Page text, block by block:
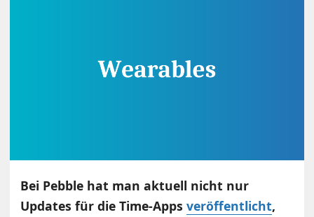
Bei Pebble hat man aktuell nicht nur
Updates für die Time-Appsveröffentlicht,